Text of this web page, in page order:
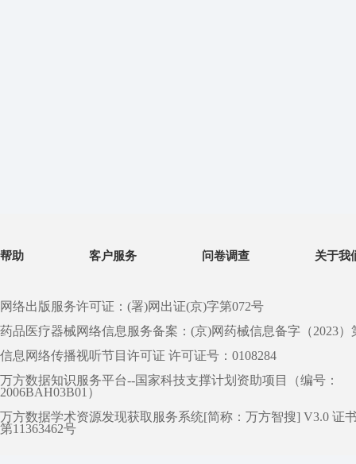
帮助 客户服务 问卷调查 关于我
网络出版服务许可证：(署)网出证(京)字第072号
药品医疗器械网络信息服务备案：(京)网药械信息备字（2023）
信息网络传播视听节目许可证 许可证号：0108284
万方数据知识服务平台--国家科技支撑计划资助项目（编号：
2006BAH03B01）
万方数据学术资源发现获取服务系统[简称：万方智搜] V3.0 证
第11363462号